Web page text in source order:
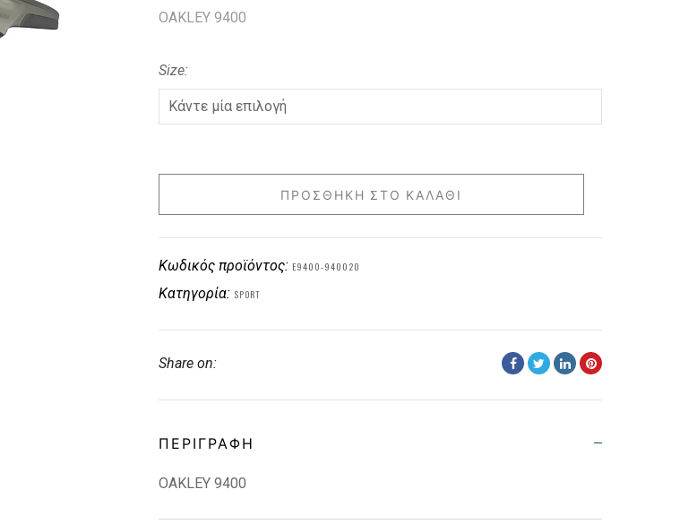
OAKLEY 9400
Size
ΠΡΟΣΘΉΚΗ ΣΤΟ ΚΑΛΆΘΙ
Κωδικός προϊόντος: E9400-940020
Κατηγορία: SPORT
Share on:
ΠΕΡΙΓΡΑΦΉ
OAKLEY 9400